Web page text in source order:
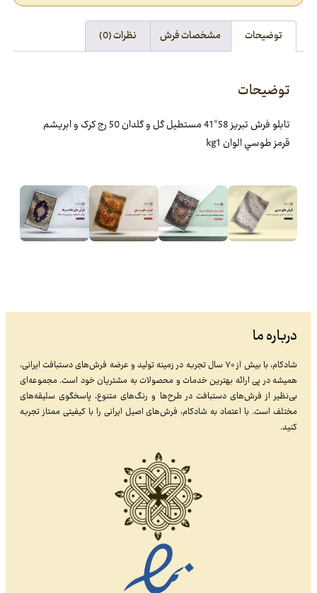
توضیحات مشخصات فرش نظرات (0)
توضیحات
تابلو فرش تبريز 58*41 مستطيل گل و گلدان 50 رج کرک و ابريشم
قرمز طوسي الوان kg1
درباره ما
شادکام، با بیش از ۷۰ سال تجربه در زمینه تولید و عرضه فرش‌های دستبافت ایرانی،
همیشه در پی ارائه بهترین خدمات و محصولات به مشتریان خود است. مجموعه‌ای
بی‌نظیر از فرش‌های دستبافت در طرح‌ها و رنگ‌های متنوع، پاسخگوی سلیقه‌های
مختلف است. با اعتماد به شادکام، فرش‌های اصیل ایرانی را با کیفیتی ممتاز تجربه
کنید.